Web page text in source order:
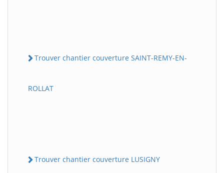
Trouver chantier couverture SAINT-REMY-EN-
ROLLAT
Trouver chantier couverture LUSIGNY